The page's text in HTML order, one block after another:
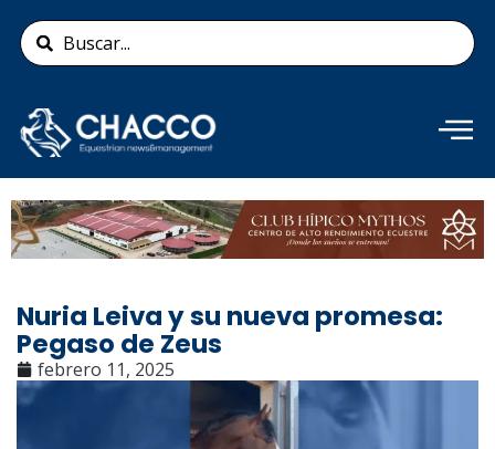
contenido
Search
...
Añade aquí tu texto de
cabecera
Nuria Leiva y su nueva promesa:
Pegaso de Zeus
febrero 11, 2025